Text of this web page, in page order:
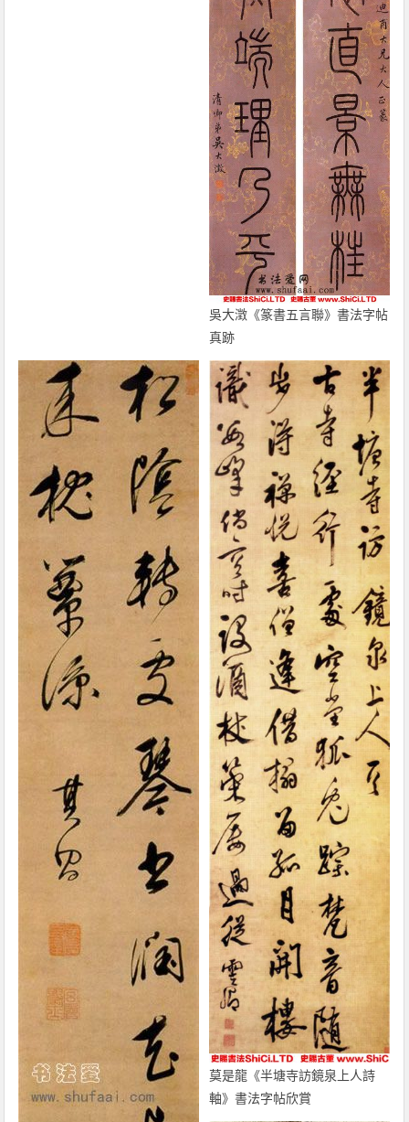
吳大澂《篆書五言聯》書法字帖
真跡
莫是龍《半塘寺訪鏡泉上人詩
軸》書法字帖欣賞